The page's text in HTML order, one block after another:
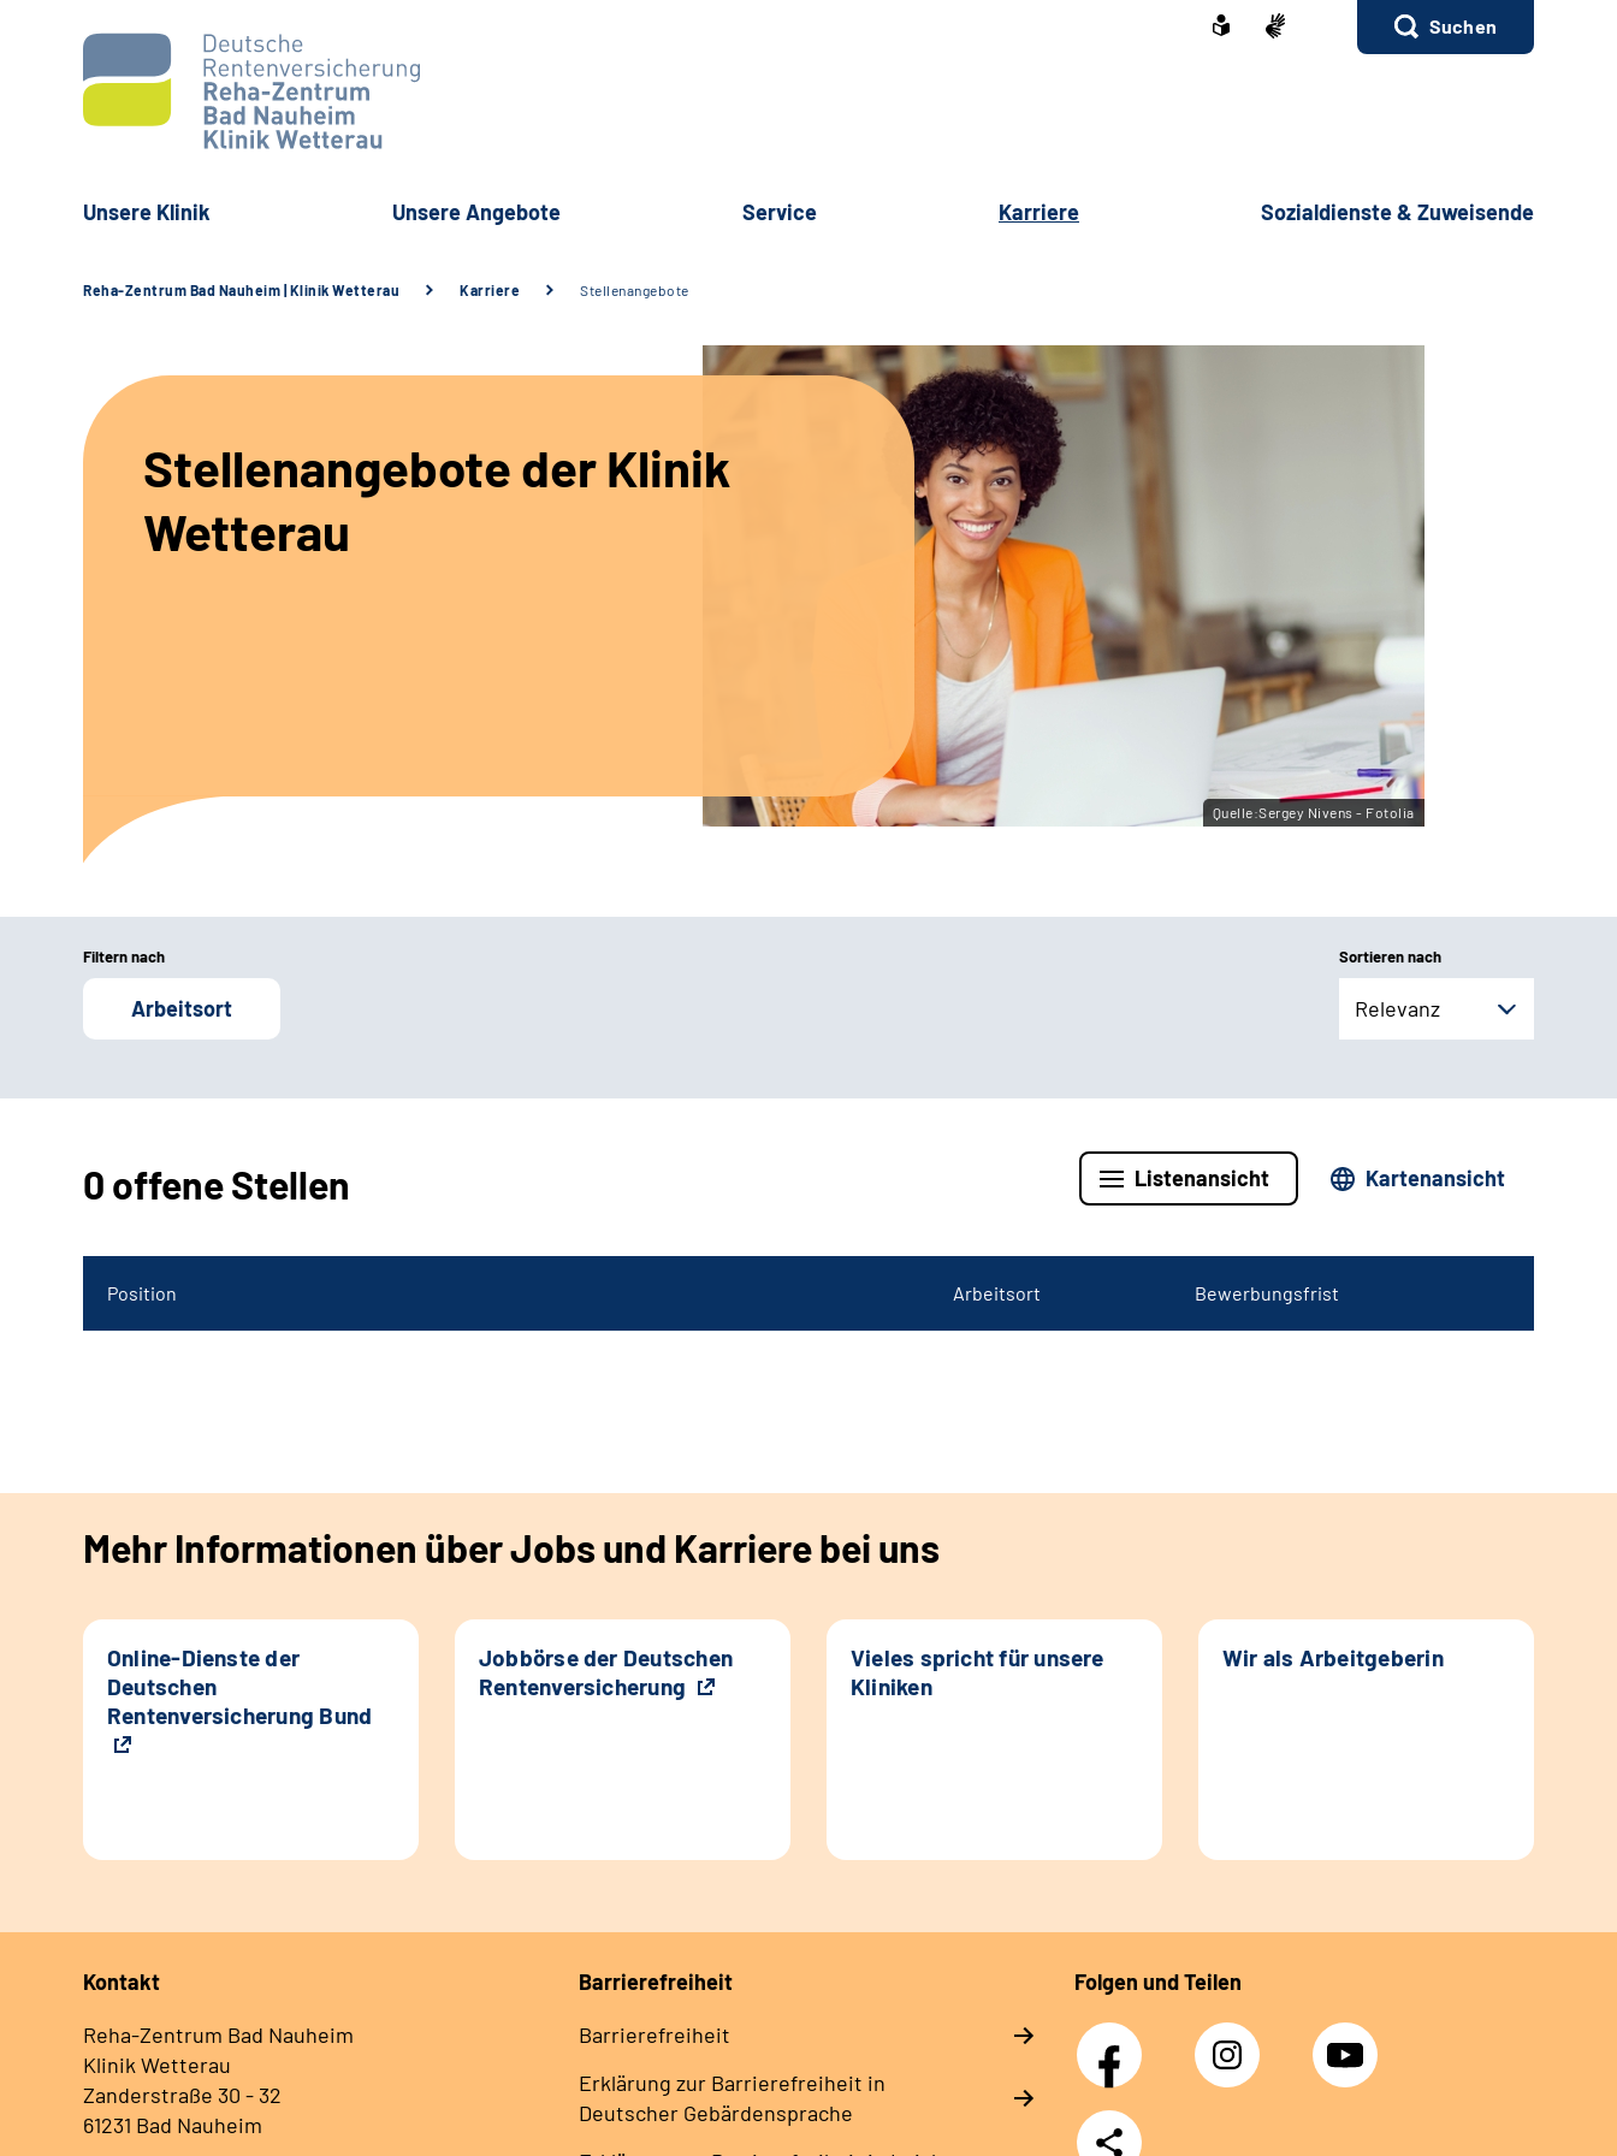
Suchen
Unsere Klinik Unsere Angebote Service Karriere Sozialdienste & Zuweisende
Reha-Zentrum Bad Nauheim | Klinik Wetterau Karriere Stellenangebote
Stellenangebote der Klinik
Wetterau
Quelle:Sergey Nivens - Fotolia
Filtern nach
Arbeitsort
Sortieren nach
Relevanz
0 offene Stellen Listenansicht Kartenansicht
Position Arbeitsort Bewerbungsfrist
Mehr Informationen über Jobs und Karriere bei uns
Online-Dienste der
Deutschen
Rentenversicherung Bund
Jobbörse der Deutschen
Rentenversicherung
Vieles spricht für unsere
Kliniken
Wir als Arbeitgeberin
Kontakt
Reha-Zentrum Bad Nauheim
Klinik Wetterau
Zanderstraße 30 - 32
61231 Bad Nauheim
Barrierefreiheit
Barrierefreiheit
Erklärung zur Barrierefreiheit in
Deutscher Gebärdensprache
Folgen und Teilen
Facebook Instagram YouTube
Teilen